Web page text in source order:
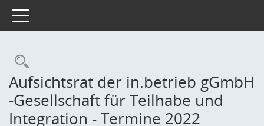
Toggle navigation
Rechercheauswahl
Aufsichtsrat der in.betrieb gGmbH
-Gesellschaft für Teilhabe und
Integration - Termine 2022